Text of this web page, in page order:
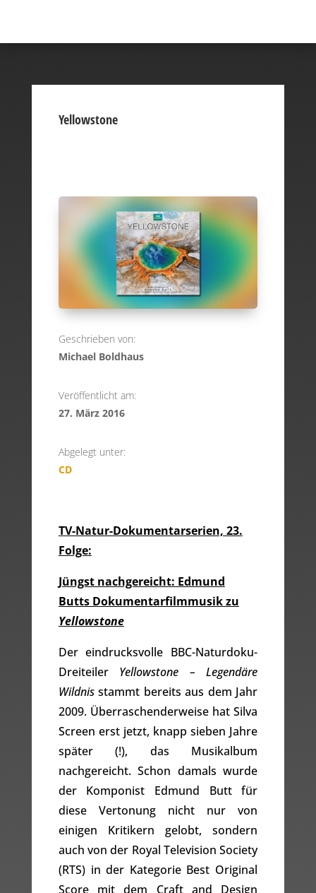
Yellowstone
Geschrieben von:
Michael Boldhaus
Veröffentlicht am:
27. März 2016
Abgelegt unter:
CD
TV-Natur-Dokumentarserien, 23.
Folge:
Jüngst nachgereicht: Edmund
Butts Dokumentarfilmmusik zu
Yellowstone
Der eindrucksvolle BBC-Naturdoku-
Dreiteiler Yellowstone – Legendäre
Wildnisstammt bereits aus dem Jahr
2009. Überraschenderweise hat Silva
Screen erst jetzt, knapp sieben Jahre
später (!), das Musikalbum
nachgereicht. Schon damals wurde
der Komponist Edmund Butt für
diese Vertonung nicht nur von
einigen Kritikern gelobt, sondern
auch von der Royal Television Society
(RTS) in der Kategorie Best Original
Score mit dem Craft and Design